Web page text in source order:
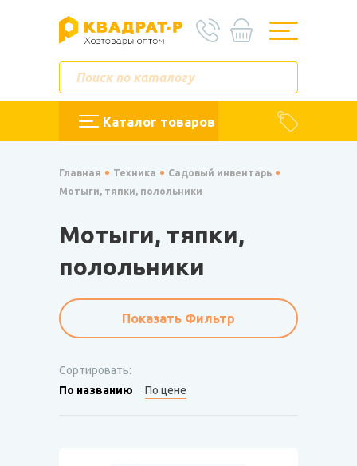
Каталог товаров
Главная Техника
Садовый инвентарь
Мотыги, тяпки, полольники
Мотыги, тяпки,
полольники
Показать Фильтр
Сортировать:
По названию
По цене